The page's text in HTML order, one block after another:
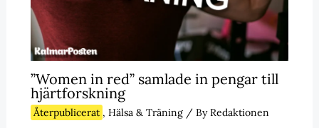
”Women in red” samlade in pengar till
hjärtforskning
Återpublicerat , Hälsa & Träning/ ByRedaktionen